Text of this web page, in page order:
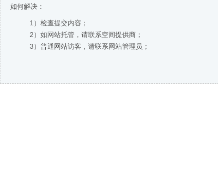
如何解决：
1）检查提交内容；
2）如网站托管，请联系空间提供商；
3）普通网站访客，请联系网站管理员；